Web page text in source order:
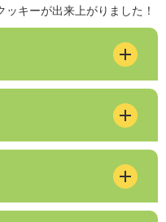
キーが出来上がりました！